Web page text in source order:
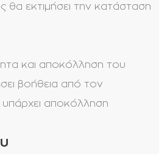
εκτιμήσει την κατάσταση
και αποκόλληση του
βοήθεια από τον
αποκόλληση